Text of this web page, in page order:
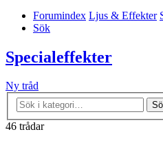
Forumindex Ljus & Effekter
Sök
Specialeffekter
Ny tråd
46 trådar